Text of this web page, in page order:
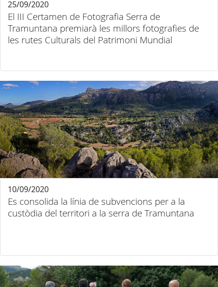
El III Certamen de Fotografia Serra de
Tramuntana premiarà les millors fotografies de
les rutes Culturals del Patrimoni Mundial
25/09/2020
Es consolida la línia de subvencions per a la
custòdia del territori a la serra de Tramuntana
10/09/2020